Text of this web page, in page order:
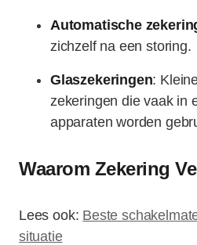
Automatische
zichzelf na een storing.
Glaszekeringen:
zekeringen die vaak in
apparaten worden
Waarom Zekering
Lees ook: Beste
situatie